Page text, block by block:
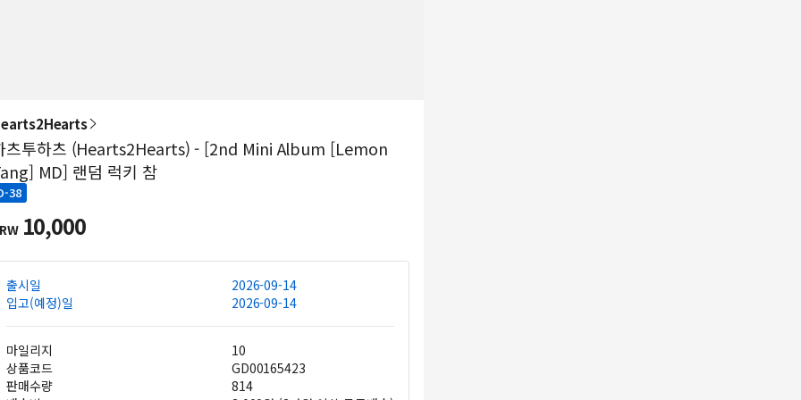
츠투하츠 (Hearts2Hearts) - [2nd Mini Album [Lemon
MD] 랜덤 럭키 참
38
10,000
출시일
2026-09-14
입고(예정)일
2026-09-14
마일리지
10
상품코드
GD00165423
판매수량
814